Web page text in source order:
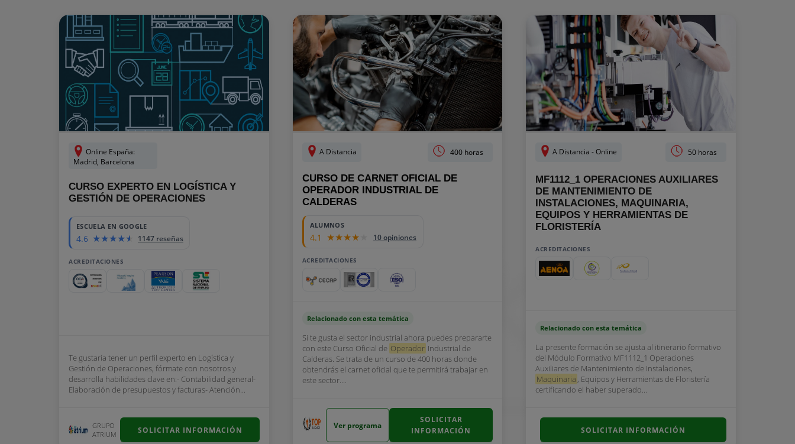
Online España:
Madrid, Barcelona
CURSO EXPERTO EN LOGÍSTICA Y
GESTIÓN DE OPERACIONES
ESCUELA EN GOOGLE
4.6 1147 reseñas
ACREDITACIONES
Te gustaría tener un perfil experto en Logística y
Gestión de Operaciones, fórmate con nosotros y
desarrolla habilidades clave en:- Contabilidad general-
Elaboración de presupuestos y facturas- Atención...
GRUPO
ATRIUM
SOLICITAR INFORMACIÓN
A Distancia 400 horas
CURSO DE CARNET OFICIAL DE
OPERADOR INDUSTRIAL DE
CALDERAS
ALUMNOS
4.1 10 opiniones
ACREDITACIONES
Relacionado con esta temática
Si te gusta el sector industrial ahora puedes prepararte
con este Curso Oficial de Operador Industrial de
Calderas. Se trata de un curso de 400 horas donde
obtendrás el carnet oficial que te permitirá trabajar en
este sector....
Ver programa
SOLICITAR
INFORMACIÓN
A Distancia - Online 50 horas
MF1112_1 OPERACIONES AUXILIARES
DE MANTENIMIENTO DE
INSTALACIONES, MAQUINARIA,
EQUIPOS Y HERRAMIENTAS DE
FLORISTERÍA
ACREDITACIONES
Relacionado con esta temática
La presente formación se ajusta al itinerario formativo
del Módulo Formativo MF1112_1 Operaciones
Auxiliares de Mantenimiento de Instalaciones,
Maquinaria , Equipos y Herramientas de Floristería
certificando el haber superado...
SOLICITAR INFORMACIÓN